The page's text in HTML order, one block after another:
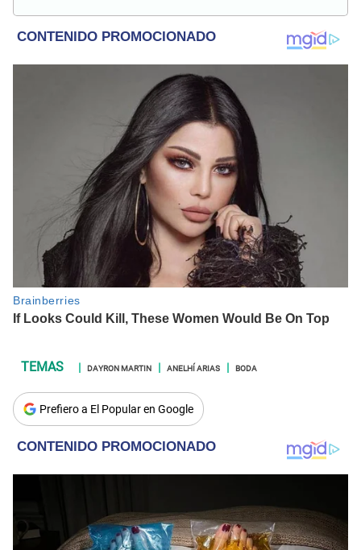
DAYRON MARTIN ANELHÍ ARIAS BODA
Prefiero a El Popular en Google